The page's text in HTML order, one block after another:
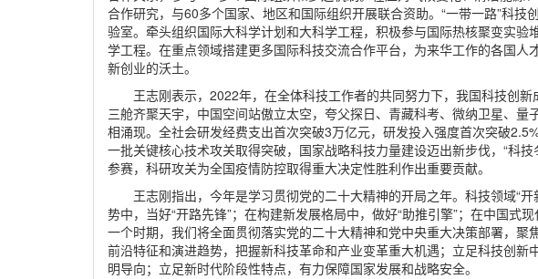
合作研究，与60多个国家、地区和国际组织开展联合资助。“一带一路”科技
验室。牵头组织国际大科学计划和大科学工程，积极参与国际热核聚变实验
学工程。在重点领域搭建更多国际科技交流合作平台，为来华工作的各国人
新创业的沃土。
王志刚表示，2022年，在全体科技工作者的共同努力下，我国科技创
三舱齐聚天宇，中国空间站傲立太空，夸父探日、青藏科考、微纳卫星、量
相涌现。全社会研发经费支出首次突破3万亿元，研发投入强度首次突破
一批关键核心技术攻关取得突破，国家战略科技力量建设迈出新步伐，“科
参赛，科研攻关为全国疫情防控取得重大决定性胜利作出重要贡献。
王志刚指出，今年是学习贯彻党的二十大精神的开局之年。科技领域“
势中，当好“开路先锋”；在构建新发展格局中，做好“助推引擎”；在中国式
一个时期，我们将全面贯彻落实党的二十大精神和党中央重大决策部署，聚
前沿特征和演进趋势，把握新科技革命和产业变革重大机遇；立足科技创新
明导向；立足新时代阶段性特点，有力保障国家发展和战略安全。